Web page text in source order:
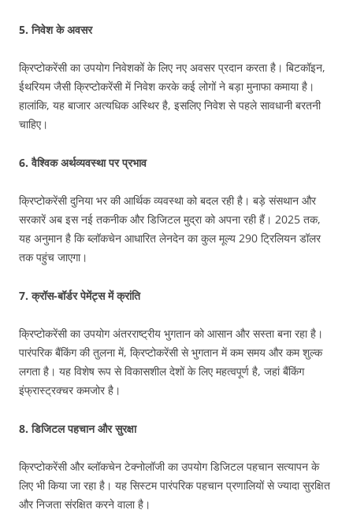
5.निवेश के अवसर
क्रिप्टोकरेंसी का उपयोग निवेशकों के लिए नए अवसर प्रदान करता है। बिटकॉइन,
ईथरियम जैसी क्रिप्टोकरेंसी में निवेश करके कई लोगों ने बड़ा मुनाफा कमाया है।
हालांकि, यह बाजार अत्यधिक अस्थिर है, इसलिए निवेश से पहले सावधानी बरतनी
चाहिए।
6.वैश्विक अर्थव्यवस्था पर प्रभाव
क्रिप्टोकरेंसी दुनिया भर की आर्थिक व्यवस्था को बदल रही है। बड़े संसथान और
सरकारें अब इस नई तकनीक और डिजिटल मुद्रा को अपना रही हैं। 2025 तक,
यह अनुमान है कि ब्लॉकचेन आधारित लेनदेन का कुल मूल्य 290 ट्रिलियन डॉलर
तक पहुंच जाएगा।
7.क्रॉस-बॉर्डर पेमेंट्स में क्रांति
क्रिप्टोकरेंसी का उपयोग अंतरराष्ट्रीय भुगतान को आसान और सस्ता बना रहा है।
पारंपरिक बैंकिंग की तुलना में, क्रिप्टोकरेंसी से भुगतान में कम समय और कम शुल्क
लगता है। यह विशेष रूप से विकासशील देशों के लिए महत्वपूर्ण है, जहां बैंकिंग
इंफ्रास्ट्रक्चर कमजोर है।
8.डिजिटल पहचान और सुरक्षा
क्रिप्टोकरेंसी और ब्लॉकचेन टेक्नोलॉजी का उपयोग डिजिटल पहचान सत्यापन के
लिए भी किया जा रहा है। यह सिस्टम पारंपरिक पहचान प्रणालियों से ज्यादा सुरक्षित
और निजता संरक्षित करने वाला है।